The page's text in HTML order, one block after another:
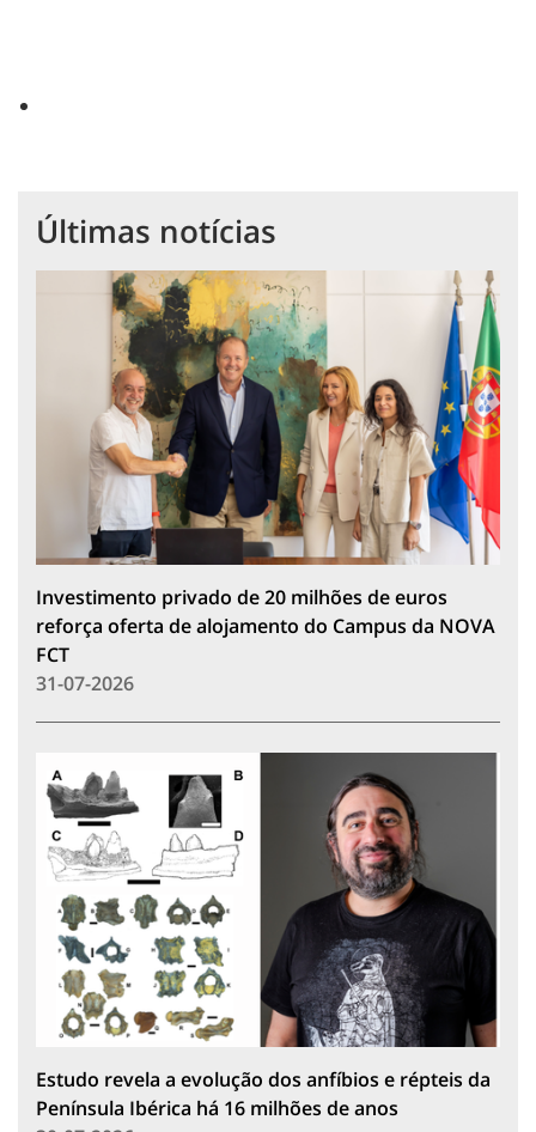
Últimas notícias
Investimento privado de 20 milhões de euros
reforça oferta de alojamento do Campus da NOVA
FCT
31-07-2026
Estudo revela a evolução dos anfíbios e répteis da
Península Ibérica há 16 milhões de anos